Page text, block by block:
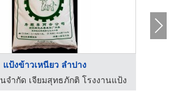
แป้งข้าวเหนียว ลำปาง
จำกัด เจียมสุทธภักติ โรงงานแป้ง